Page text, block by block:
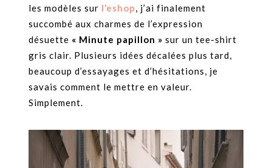
les modèles sur l’eshop, j’ai finalement
succombé aux charmes de l’expression
désuette « Minute papillon » sur un tee-shirt
gris clair. Plusieurs idées décalées plus tard,
beaucoup d’essayages et d’hésitations, je
savais comment le mettre en valeur.
Simplement.